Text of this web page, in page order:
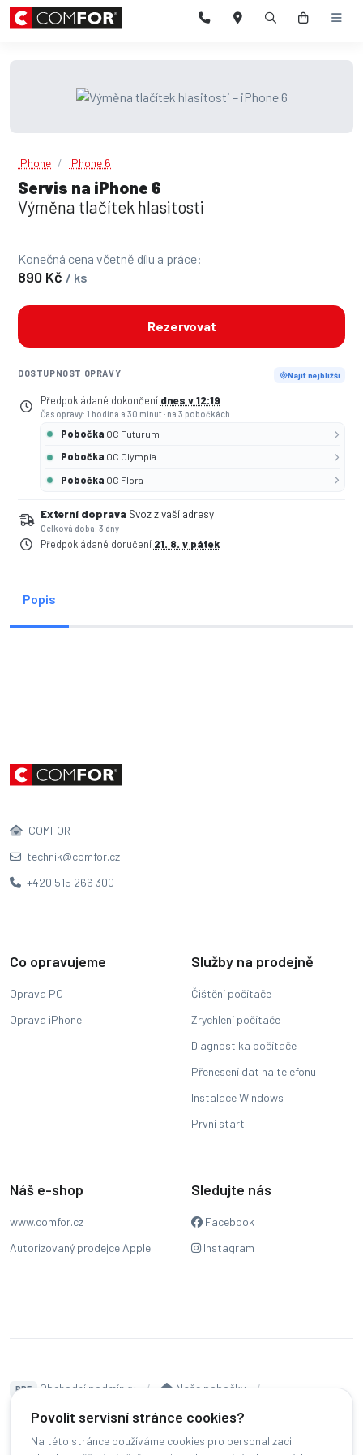
iPhone iPhone 6
Servis na iPhone 6
Výměna tlačítek hlasitosti
Konečná cena včetně dílu a práce:
890 Kč / ks
Rezervovat
DOSTUPNOST OPRAVY Najít nejbližší
Předpokládané dokončení dnes v 12:19
Čas opravy: 1 hodina a 30 minut · na 3 pobočkách
Pobočka OC Futurum
Pobočka OC Olympia
Pobočka OC Flora
Externí doprava Svoz z vaší adresy
Celková doba: 3 dny
Předpokládané doručení 21. 8. v pátek
Popis
Povolit servisní stránce cookies?
Na této stránce používáme cookies pro personalizaci
COMFOR
technik@comfor.cz
+420 515 266 300
Co opravujeme
Oprava PC
Oprava iPhone
Služby na prodejně
Čištění počítače
Zrychlení počítače
Diagnostika počítače
Přenesení dat na telefonu
Instalace Windows
První start
Náš e-shop
www.comfor.cz
Autorizovaný prodejce Apple
Sledujte nás
Facebook
Instagram
PDF Obchodní podmínky
Naše pobočky
Čeština